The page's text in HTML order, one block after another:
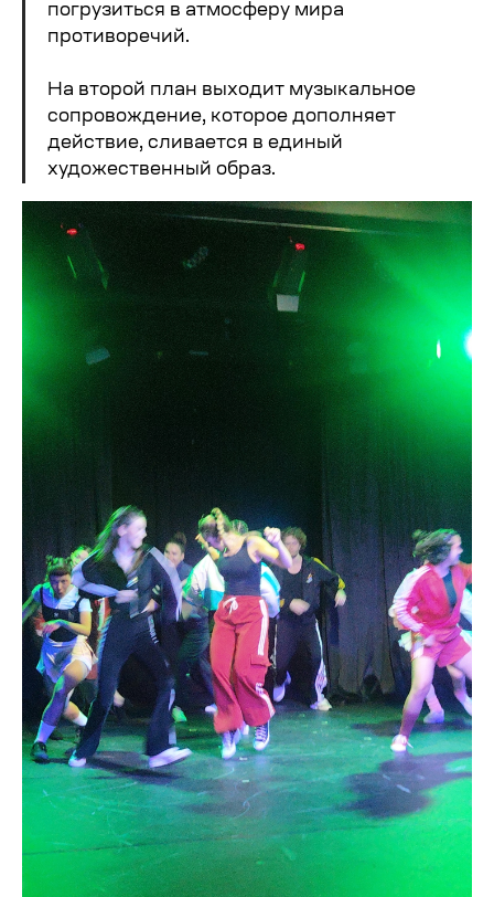
погрузиться в атмосферу мира
противоречий.
На второй план выходит музыкальное
сопровождение, которое дополняет
действие, сливается в единый
художественный образ.